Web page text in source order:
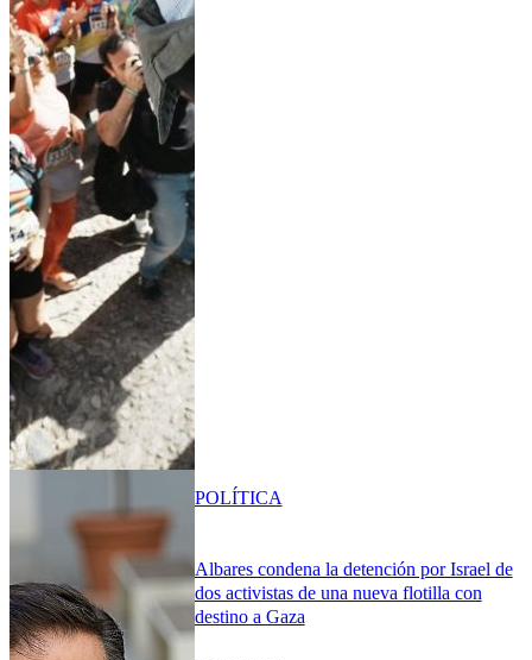
Albares condena la detención por Israel de
dos activistas de una nueva flotilla con
destino a Gaza
POLÍTICA